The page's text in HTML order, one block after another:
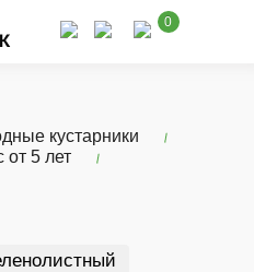
0
кустарники
от 5 лет